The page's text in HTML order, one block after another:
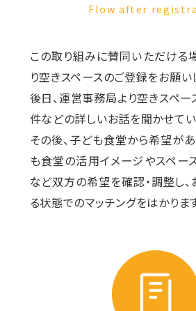
Flow after
この取り組みに賛同いただける
り空きスペースのご登録をお願い
後日、運営事務局より空きスペ
件などの詳しいお話を聞かせてい
その後、子ども食堂から希望が
も食堂の活用イメージやスペー
など双方の希望を確認・調整し
る状態でのマッチングをはかりま